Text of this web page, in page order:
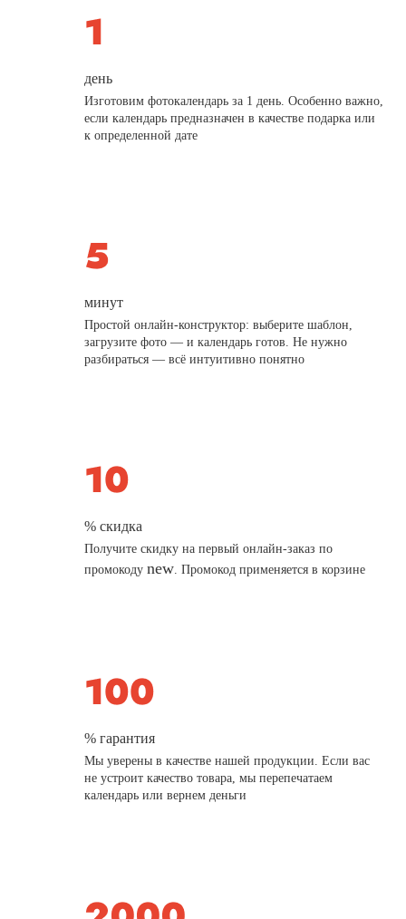
день
Изготовим фотокалендарь за 1 день. Особенно важно,
если календарь предназначен в качестве подарка или
к определенной дате
минут
Простой онлайн-конструктор: выберите шаблон,
загрузите фото — и календарь готов. Не нужно
разбираться — всё интуитивно понятно
% скидка
Получите скидку на первый онлайн-заказ по
промокодуnew. Промокод применяется в корзине
% гарантия
Мы уверены в качестве нашей продукции. Если вас
не устроит качество товара, мы перепечатаем
календарь или вернем деньги